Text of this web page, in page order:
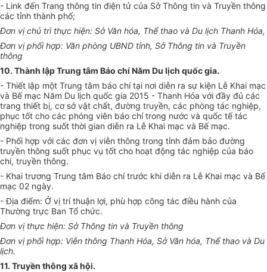
- Link đến Trang thông tin điện tử của Sở Thông tin và Truyền thông
các tỉnh thành phố;
Đơn vị chủ trì thực hiện: Sở Văn hóa, Thể thao và Du lịch Thanh Hóa,
Đơn vị phối hợp: Văn phòng UBND tỉnh, Sở Thông tin và Truyền
thông
10. Thành lập Trung tâm Báo chí Năm Du lịch quốc gia.
- Thiết lập một Trung tâm báo chí tại nơi diễn ra sự kiện Lễ Khai mạc
và Bế mạc Năm Du lịch quốc gia 2015 - Thanh Hóa với đầy đủ các
trang thiết bị, cơ sở vật chất, đường truyền, các phòng tác nghiệp,
phục tốt cho các phóng viên báo chí trong nước và quốc tế tác
nghiệp trong suốt thời gian diễn ra Lễ Khai mạc và Bế mạc.
- Phối hợp với các đơn vị viễn thông trong tỉnh đảm bảo đường
truyền thông suốt phục vụ tốt cho hoạt động tác nghiệp của báo
chí, truyền thông.
- Khai trương Trung tâm Báo chí trước khi diễn ra Lễ Khai mạc và Bế
mạc 02 ngày.
- Địa điểm: Ở vị trí thuận lợi, phù hợp công tác điều hành của
Thường trực Ban Tổ chức.
Đơn vị thực hiện: Sở Thông tin và Truyền thông
Đơn vị phối hợp: Viễn thông Thanh Hóa, Sở Văn hóa, Thể thao và Du
lịch.
11. Truyền thông xã hội.